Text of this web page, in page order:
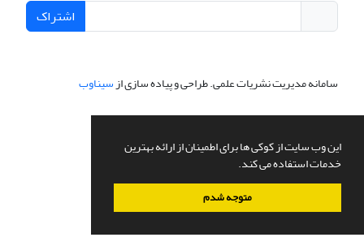
این وب سایت از کوکی ها برای اطمینان از ارائه بهترین
خدمات استفاده می کند.
متوجه شدم
اشتراک
سامانه مدیریت نشریات علمی.طراحی و پیاده سازی ازسیناوب